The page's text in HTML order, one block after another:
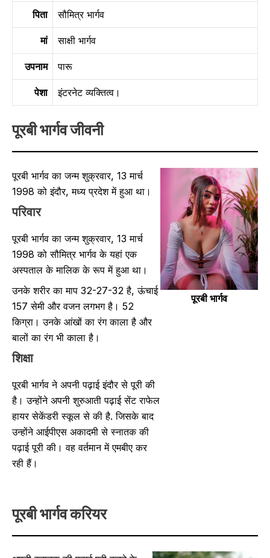
पिता सौमित्र भार्गव
मां साक्षी भार्गव
उपनाम पारू
पेशा इंटरनेट व्यक्तित्व।
पूरबी भार्गवजीवनी
पूरबी भार्गव का जन्म शुक्रवार, 13 मार्च
1998 को इंदौर, मध्य प्रदेश में हुआ था।
परिवार
पूरबी भार्गव का जन्म शुक्रवार, 13 मार्च
1998 को सौमित्र भार्गव के यहां एक
अस्पताल के मालिक के रूप में हुआ था।
उनके शरीर का माप 32-27-32 है, ऊंचाई
157 सेमी और वजन लगभग है। 52
किग्रा। उनके आंखों का रंग काला है और
बालों का रंग भी काला है।
शिक्षा
पूरबी भार्गव ने अपनी पढ़ाई इंदौर से पूरी की
है। उन्होंने अपनी शुरुआती पढ़ाई सेंट राफेल
हायर सेकेंडरी स्कूल से की है. जिसके बाद
उन्होंने आईपीएस अकादमी से स्नातक की
पढ़ाई पूरी की। वह वर्तमान में एमबीए कर
रही हैं।
पूरबी भार्गव
पूरबी भार्गवकरियर